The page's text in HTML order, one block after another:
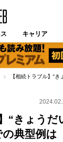
キャリア
【相続トラブル】“
“きょうだ
典型例は